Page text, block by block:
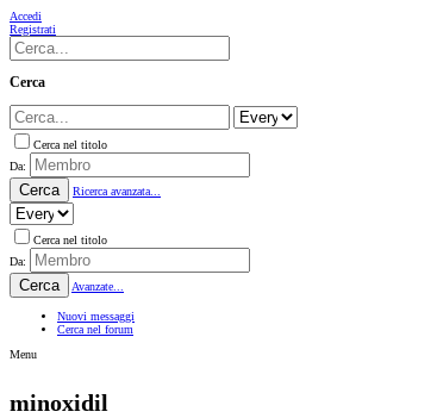
Accedi
Registrati
Cerca
Cerca nel titolo
Da:
Cerca Ricerca avanzata...
Cerca nel titolo
Da:
Cerca Avanzate...
Nuovi messaggi
Cerca nel forum
Menu
minoxidil